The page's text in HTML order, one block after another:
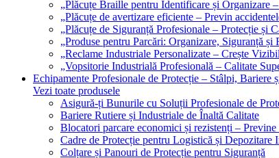
„Plăcuțe Braille pentru Identificare și Organizare
„Plăcuțe de avertizare eficiente – Previn
„Plăcuțe de Siguranță Profesionale – Protecție și
„Produse pentru Parcări: Organizare, Siguranță și
„Reclame Industriale Personalizate – Crește
„Vopsitorie Industrială Profesională – Calitate
Echipamente Profesionale de Protecție – Stâlpi, Bariere
Vezi toate produsele
Asigură-ți Bunurile cu Soluții Profesionale de
Bariere Rutiere și Industriale de Înaltă Calitate
Blocatori parcare economici și rezistenți – Previne
Cadre de Protecție pentru Logistică și Depozitare
Colțare și Panouri de Protecție pentru Siguranță